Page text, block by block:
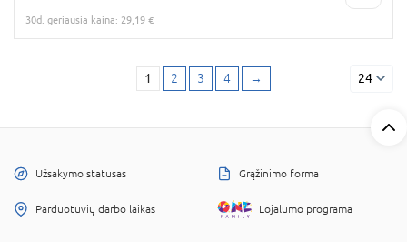
30d. geriausia kaina: 29,19 €
1 2 3 4 → 24
Užsakymo statusas Grąžinimo forma
Parduotuvių darbo laikas Lojalumo programa